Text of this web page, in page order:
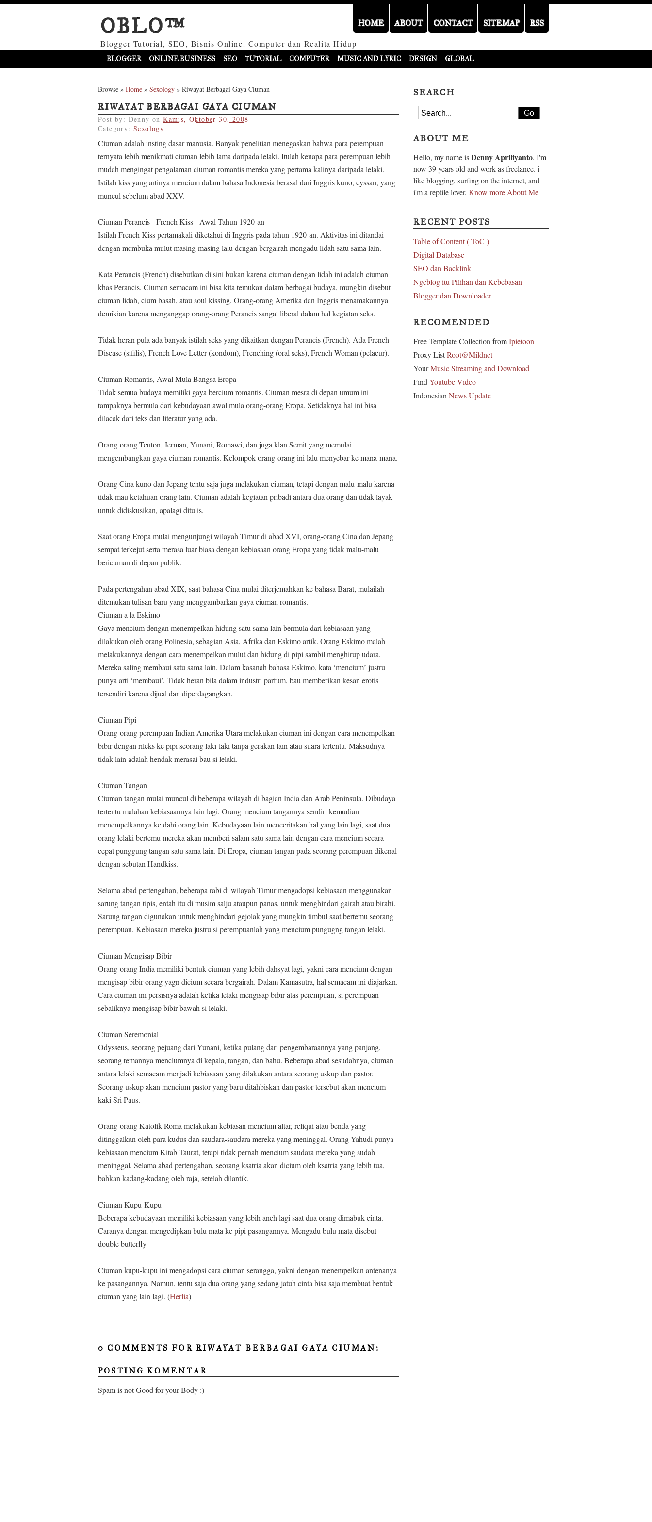
HOME ABOUT CONTACT SITEMAP RSS
OBLO™
Blogger Tutorial, SEO, Bisnis Online, Computer dan Realita Hidup
BLOGGER ONLINE BUSINESS SEO TUTORIAL COMPUTER MUSIC AND LYRIC DESIGN GLOBAL
Browse » Home » Sexology » Riwayat Berbagai Gaya Ciuman
RIWAYAT BERBAGAI GAYA CIUMAN
Post by: Denny onKamis, Oktober 30, 2008
Category:Sexology
Ciuman adalah insting dasar manusia. Banyak penelitian menegaskan bahwa para perempuan
ternyata lebih menikmati ciuman lebih lama daripada lelaki. Itulah kenapa para perempuan lebih
mudah mengingat pengalaman ciuman romantis mereka yang pertama kalinya daripada lelaki.
Istilah kiss yang artinya mencium dalam bahasa Indonesia berasal dari Inggris kuno, cyssan, yang
muncul sebelum abad XXV.
Ciuman Perancis - French Kiss - Awal Tahun 1920-an
Istilah French Kiss pertamakali diketahui di Inggris pada tahun 1920-an. Aktivitas ini ditandai
dengan membuka mulut masing-masing lalu dengan bergairah mengadu lidah satu sama lain.
Kata Perancis (French) disebutkan di sini bukan karena ciuman dengan lidah ini adalah ciuman
khas Perancis. Ciuman semacam ini bisa kita temukan dalam berbagai budaya, mungkin disebut
ciuman lidah, cium basah, atau soul kissing. Orang-orang Amerika dan Inggris menamakannya
demikian karena menganggap orang-orang Perancis sangat liberal dalam hal kegiatan seks.
Tidak heran pula ada banyak istilah seks yang dikaitkan dengan Perancis (French). Ada French
Disease (sifilis), French Love Letter (kondom), Frenching (oral seks), French Woman (pelacur).
Ciuman Romantis, Awal Mula Bangsa Eropa
Tidak semua budaya memiliki gaya bercium romantis. Ciuman mesra di depan umum ini
tampaknya bermula dari kebudayaan awal mula orang-orang Eropa. Setidaknya hal ini bisa
dilacak dari teks dan literatur yang ada.
Orang-orang Teuton, Jerman, Yunani, Romawi, dan juga klan Semit yang memulai
mengembangkan gaya ciuman romantis. Kelompok orang-orang ini lalu menyebar ke mana-mana.
Orang Cina kuno dan Jepang tentu saja juga melakukan ciuman, tetapi dengan malu-malu karena
tidak mau ketahuan orang lain. Ciuman adalah kegiatan pribadi antara dua orang dan tidak layak
untuk didiskusikan, apalagi ditulis.
Saat orang Eropa mulai mengunjungi wilayah Timur di abad XVI, orang-orang Cina dan Jepang
sempat terkejut serta merasa luar biasa dengan kebiasaan orang Eropa yang tidak malu-malu
bericuman di depan publik.
Pada pertengahan abad XIX, saat bahasa Cina mulai diterjemahkan ke bahasa Barat, mulailah
ditemukan tulisan baru yang menggambarkan gaya ciuman romantis.
Ciuman a la Eskimo
Gaya mencium dengan menempelkan hidung satu sama lain bermula dari kebiasaan yang
dilakukan oleh orang Polinesia, sebagian Asia, Afrika dan Eskimo artik. Orang Eskimo malah
melakukannya dengan cara menempelkan mulut dan hidung di pipi sambil menghirup udara.
Mereka saling membaui satu sama lain. Dalam kasanah bahasa Eskimo, kata ‘mencium’ justru
punya arti ‘membaui’. Tidak heran bila dalam industri parfum, bau memberikan kesan erotis
tersendiri karena dijual dan diperdagangkan.
Ciuman Pipi
Orang-orang perempuan Indian Amerika Utara melakukan ciuman ini dengan cara menempelkan
bibir dengan rileks ke pipi seorang laki-laki tanpa gerakan lain atau suara tertentu. Maksudnya
tidak lain adalah hendak merasai bau si lelaki.
Ciuman Tangan
Ciuman tangan mulai muncul di beberapa wilayah di bagian India dan Arab Peninsula. Dibudaya
tertentu malahan kebiasaannya lain lagi. Orang mencium tangannya sendiri kemudian
menempelkannya ke dahi orang lain. Kebudayaan lain menceritakan hal yang lain lagi, saat dua
orang lelaki bertemu mereka akan memberi salam satu sama lain dengan cara mencium secara
cepat punggung tangan satu sama lain. Di Eropa, ciuman tangan pada seorang perempuan dikenal
dengan sebutan Handkiss.
Selama abad pertengahan, beberapa rabi di wilayah Timur mengadopsi kebiasaan menggunakan
sarung tangan tipis, entah itu di musim salju ataupun panas, untuk menghindari gairah atau birahi.
Sarung tangan digunakan untuk menghindari gejolak yang mungkin timbul saat bertemu seorang
perempuan. Kebiasaan mereka justru si perempuanlah yang mencium pungugng tangan lelaki.
Ciuman Mengisap Bibir
Orang-orang India memiliki bentuk ciuman yang lebih dahsyat lagi, yakni cara mencium dengan
mengisap bibir orang yagn dicium secara bergairah. Dalam Kamasutra, hal semacam ini diajarkan.
Cara ciuman ini persisnya adalah ketika lelaki mengisap bibir atas perempuan, si perempuan
sebaliknya mengisap bibir bawah si lelaki.
Ciuman Seremonial
Odysseus, seorang pejuang dari Yunani, ketika pulang dari pengembaraannya yang panjang,
seorang temannya menciumnya di kepala, tangan, dan bahu. Beberapa abad sesudahnya, ciuman
antara lelaki semacam menjadi kebiasaan yang dilakukan antara seorang uskup dan pastor.
Seorang uskup akan mencium pastor yang baru ditahbiskan dan pastor tersebut akan mencium
kaki Sri Paus.
Orang-orang Katolik Roma melakukan kebiasan mencium altar, reliqui atau benda yang
ditinggalkan oleh para kudus dan saudara-saudara mereka yang meninggal. Orang Yahudi punya
kebiasaan mencium Kitab Taurat, tetapi tidak pernah mencium saudara mereka yang sudah
meninggal. Selama abad pertengahan, seorang ksatria akan dicium oleh ksatria yang lebih tua,
bahkan kadang-kadang oleh raja, setelah dilantik.
Ciuman Kupu-Kupu
Beberapa kebudayaan memiliki kebiasaan yang lebih aneh lagi saat dua orang dimabuk cinta.
Caranya dengan mengedipkan bulu mata ke pipi pasangannya. Mengadu bulu mata disebut
double butterfly.
Ciuman kupu-kupu ini mengadopsi cara ciuman serangga, yakni dengan menempelkan antenanya
ke pasangannya. Namun, tentu saja dua orang yang sedang jatuh cinta bisa saja membuat bentuk
ciuman yang lain lagi. (Herlia)
0 COMMENTS FOR RIWAYAT BERBAGAI GAYA CIUMAN:
POSTING KOMENTAR
Spam is not Good for your Body :)
SEARCH
ABOUT ME
Hello, my name isDenny Apriliyanto. I'm
now 39 years old and work as freelance. i
like blogging, surfing on the internet, and
i'm a reptile lover. Know more About Me
RECENT POSTS
Table of Content ( ToC )
Digital Database
SEO dan Backlink
Ngeblog itu Pilihan dan Kebebasan
Blogger dan Downloader
RECOMENDED
Free Template Collection fromIpietoon
Proxy ListRoot@Mildnet
YourMusic Streaming and Download
Find Youtube Video
Indonesian News Update